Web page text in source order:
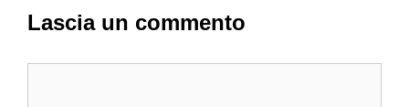
Lascia un commento